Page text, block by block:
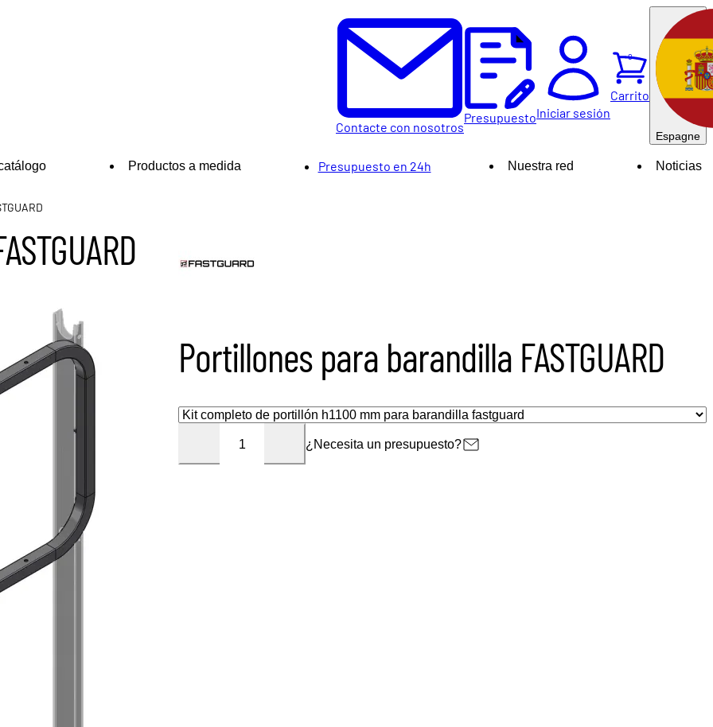
Contacte con nosotros
PresupuestoIniciar sesión
Carrito
0
Espagne
Productos a medida Presupuesto en 24h Nuestra red Noticias
Portillones para barandilla FASTGUARD
¿Necesita un presupuesto?